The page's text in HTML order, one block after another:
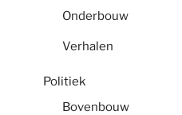
Onderbouw
Verhalen
Politiek
Bovenbouw